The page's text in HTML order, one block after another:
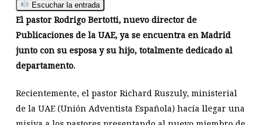
Escuchar la entrada
El pastor Rodrigo Bertotti, nuevo director de
Publicaciones de la UAE, ya se encuentra en Madrid
junto con su esposa y su hijo, totalmente dedicado al
departamento.
Recientemente, el pastor Richard Ruszuly, ministerial
de la UAE (Unión Adventista Española) hacía llegar una